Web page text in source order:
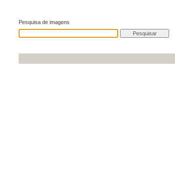
Pesquisa de imagens